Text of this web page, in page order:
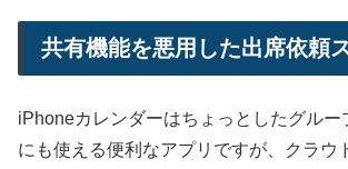
共有機能を悪用した出席依頼
iPhoneカレンダーはちょっとしたグルー
にも使える便利なアプリですが、クラウ